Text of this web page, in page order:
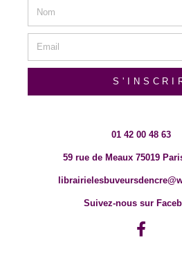
01 42 00 48 63
59 rue de Meaux 75019
Suivez-nous sur